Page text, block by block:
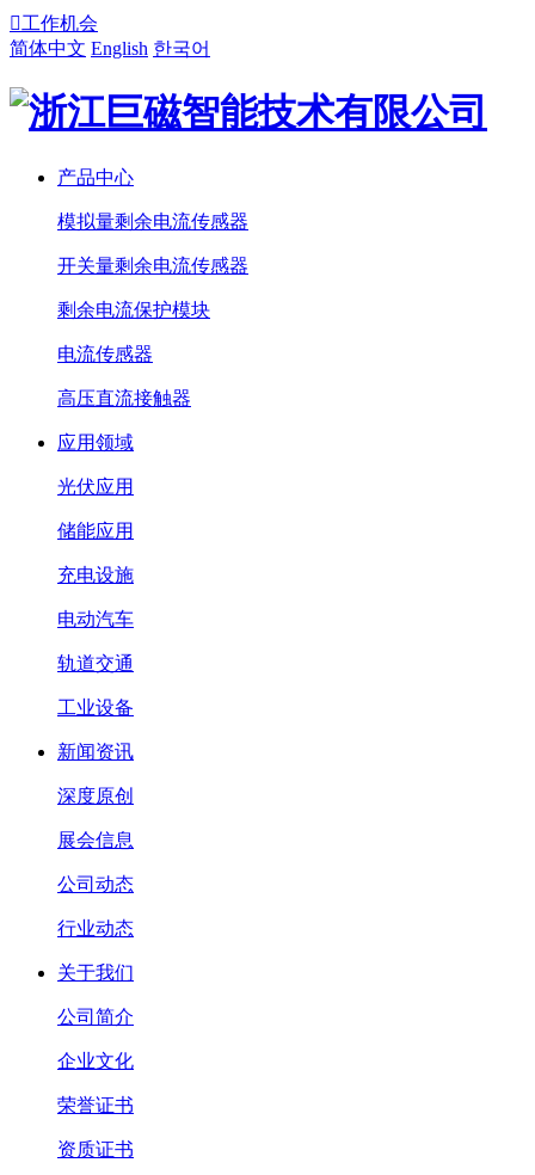
工作机会
简体中文 English 한국어
产品中心
模拟量剩余电流传感器
开关量剩余电流传感器
剩余电流保护模块
电流传感器
高压直流接触器
应用领域
光伏应用
储能应用
充电设施
电动汽车
轨道交通
工业设备
新闻资讯
深度原创
展会信息
公司动态
行业动态
关于我们
公司简介
企业文化
荣誉证书
资质证书